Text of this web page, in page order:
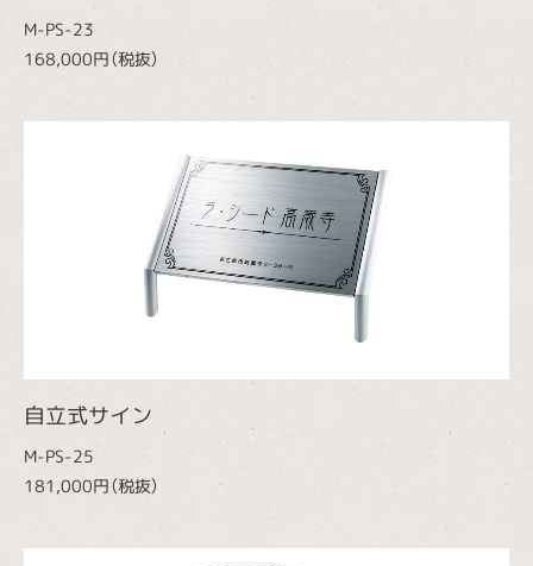
M-PS-23
168,000円（税抜）
自立式サイン
M-PS-25
181,000円（税抜）